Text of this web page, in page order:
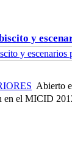
y
Abierto
en el MICID